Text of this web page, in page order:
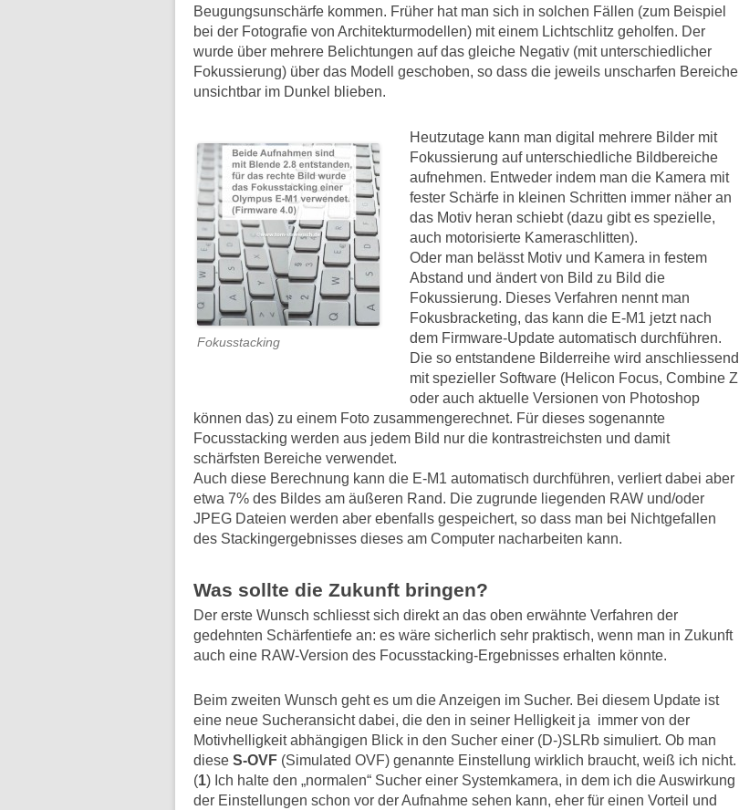
Beugungsunschärfe kommen. Früher hat man sich in solchen Fällen (zum Beispiel
bei der Fotografie von Architekturmodellen) mit einem Lichtschlitz geholfen. Der
wurde über mehrere Belichtungen auf das gleiche Negativ (mit unterschiedlicher
Fokussierung) über das Modell geschoben, so dass die jeweils unscharfen Bereiche
unsichtbar im Dunkel blieben.
Fokusstacking
Heutzutage kann man digital mehrere Bilder mit
Fokussierung auf unterschiedliche Bildbereiche
aufnehmen. Entweder indem man die Kamera mit
fester Schärfe in kleinen Schritten immer näher an
das Motiv heran schiebt (dazu gibt es spezielle,
auch motorisierte Kameraschlitten).
Oder man belässt Motiv und Kamera in festem
Abstand und ändert von Bild zu Bild die
Fokussierung. Dieses Verfahren nennt man
Fokusbracketing, das kann die E-M1 jetzt nach
dem Firmware-Update automatisch durchführen.
Die so entstandene Bilderreihe wird anschliessend
mit spezieller Software (Helicon Focus, Combine Z
oder auch aktuelle Versionen von Photoshop
können das) zu einem Foto zusammengerechnet. Für dieses sogenannte
Focusstacking werden aus jedem Bild nur die kontrastreichsten und damit
schärfsten Bereiche verwendet.
Auch diese Berechnung kann die E-M1 automatisch durchführen, verliert dabei aber
etwa 7% des Bildes am äußeren Rand. Die zugrunde liegenden RAW und/oder
JPEG Dateien werden aber ebenfalls gespeichert, so dass man bei Nichtgefallen
des Stackingergebnisses dieses am Computer nacharbeiten kann.
Was sollte die Zukunft bringen?
Der erste Wunsch schliesst sich direkt an das oben erwähnte Verfahren der
gedehnten Schärfentiefe an: es wäre sicherlich sehr praktisch, wenn man in Zukunft
auch eine RAW-Version des Focusstacking-Ergebnisses erhalten könnte.
Beim zweiten Wunsch geht es um die Anzeigen im Sucher. Bei diesem Update ist
eine neue Sucheransicht dabei, die den in seiner Helligkeit ja immer von der
Motivhelligkeit abhängigen Blick in den Sucher einer (D-)SLRb simuliert. Ob man
diese S-OVF (Simulated OVF) genannte Einstellung wirklich braucht, weiß ich nicht.
(1) Ich halte den „normalen“ Sucher einer Systemkamera, in dem ich die Auswirkung
der Einstellungen schon vor der Aufnahme sehen kann, eher für einen Vorteil und